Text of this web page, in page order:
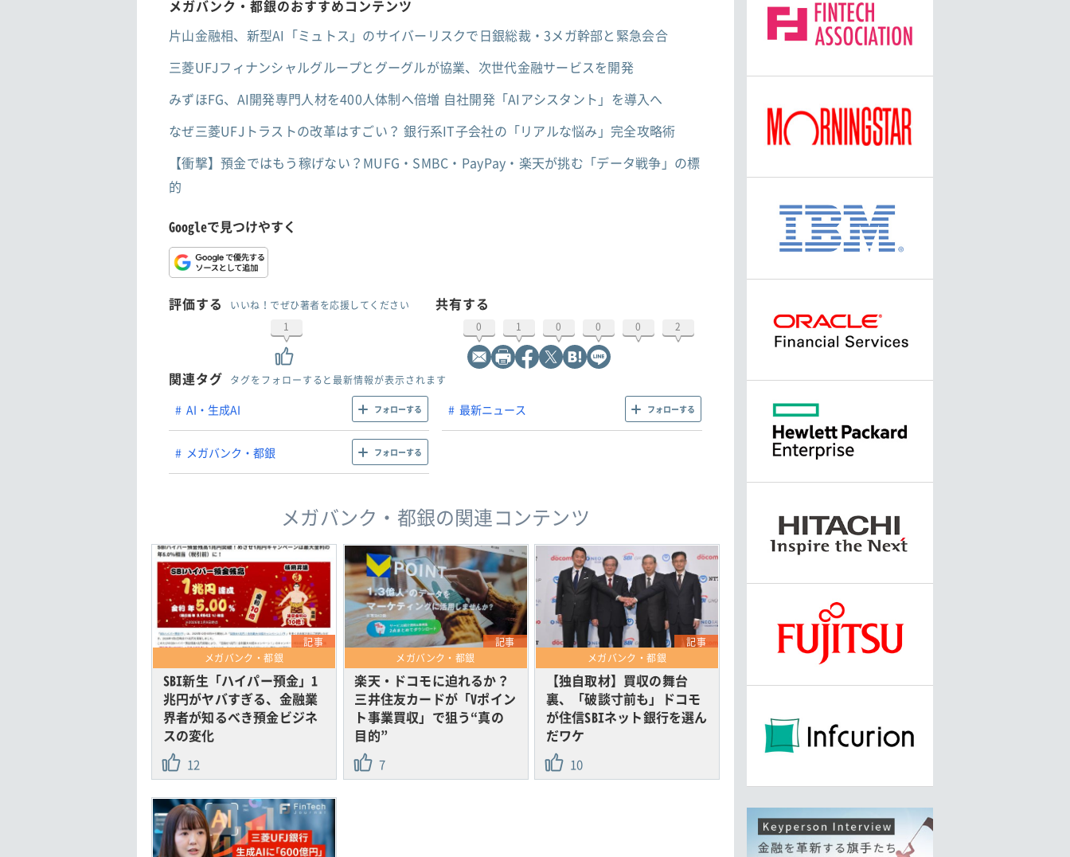
メガバンク・都銀のおすすめコンテンツ
片山金融相、新型AI「ミュトス」のサイバーリスクで日銀総裁・3メガ幹部と緊急会合
三菱UFJフィナンシャルグループとグーグルが協業、次世代金融サービスを開発
みずほFG、AI開発専門人材を400人体制へ倍増 自社開発「AIアシスタント」を導入へ
なぜ三菱UFJトラストの改革はすごい？ 銀行系IT子会社の「リアルな悩み」完全攻略術
【衝撃】預金ではもう稼げない？MUFG・SMBC・PayPay・楽天が挑む「データ戦争」の標
的
Googleで見つけやすく
評価する
いいね！でぜひ著者を応援してください
1
共有する
0 1 0 0 0 2
関連タグ タグをフォローすると最新情報が表示されます
AI・生成AI フォローする 最新ニュース フォローする
メガバンク・都銀 フォローする
メガバンク・都銀の関連コンテンツ
記事
メガバンク・都銀
SBI新生「ハイパー預金」1
兆円がヤバすぎる、金融業
界者が知るべき預金ビジネ
スの変化
12
記事
メガバンク・都銀
楽天・ドコモに迫れるか？
三井住友カードが「Vポイン
ト事業買収」で狙う“真の
目的”
7
記事
メガバンク・都銀
【独自取材】買収の舞台
裏、「破談寸前も」ドコモ
が住信SBIネット銀行を選ん
だワケ
10